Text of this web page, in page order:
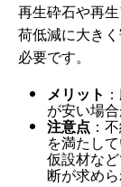
再生砕石や再
荷低減に大き
必要です。
メリット
が安い場合
注意点 ：
を満たし
仮設材な
断が求めら